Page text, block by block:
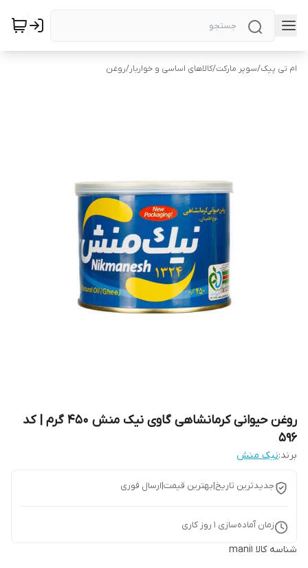
ام تی پیک/سوپر مارکت/کالاهای اساسی و خواربار/روغن
روغن حیوانی کرمانشاهی گاوی نیک منش 450 گرم | کد
596
برند:نیک منش
جدیدترین تاریخ|بهترین قیمت|ارسال فوری
زمان آماده‌سازی 1 روز کاری
شناسه کالا mani1